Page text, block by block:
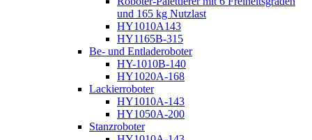
und 165 kg Nutzlast
HY1010A143
HY1165B-315
Be- und Entladeroboter
HY-1010B-140
HY1020A-168
Lackierroboter
HY1010A-143
HY1050A-200
Stanzroboter